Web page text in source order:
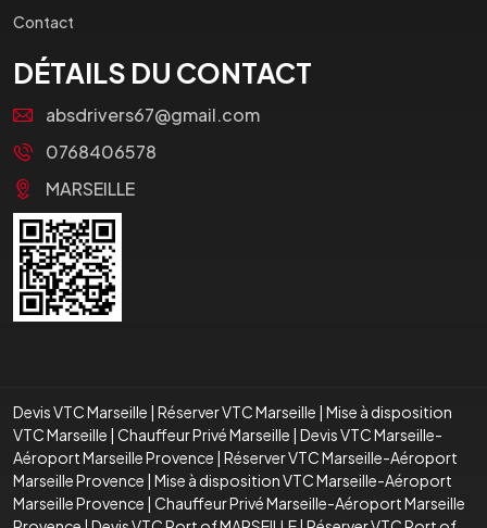
Contact
DÉTAILS DU CONTACT
absdrivers67@gmail.com
0768406578
MARSEILLE
Devis VTC Marseille | Réserver VTC Marseille | Mise à disposition
VTC Marseille | Chauffeur Privé Marseille | Devis VTC Marseille-
Aéroport Marseille Provence | Réserver VTC Marseille-Aéroport
Marseille Provence | Mise à disposition VTC Marseille-Aéroport
Marseille Provence | Chauffeur Privé Marseille-Aéroport Marseille